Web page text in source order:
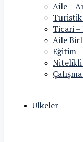
Aile –
Ticari –
Aile
Eğitim
Nitelikli
Ülkeler